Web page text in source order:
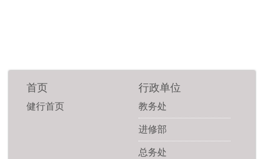
首页
健行首页
行政单位
教务处
进修部
总务处